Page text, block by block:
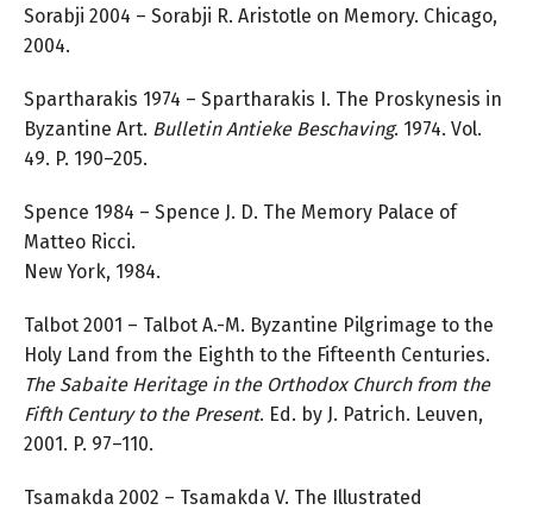
Sorabji 2004 – Sorabji R. Aristotle on Memory. Chicago,
2004.
Spartharakis 1974 – Spartharakis I. The Proskynesis in
Byzantine Art. Bulletin Antieke Beschaving. 1974. Vol.
49. P. 190–205.
Spence 1984 – Spence J. D. The Memory Palace of
Matteo Ricci.
New York, 1984.
Talbot 2001 – Talbot A.-M. Byzantine Pilgrimage to the
Holy Land from the Eighth to the Fifteenth Centuries.
The Sabaite Heritage in the Orthodox Church from the
Fifth Century to the Present. Ed. by J. Patrich. Leuven,
2001. P. 97–110.
Tsamakda 2002 – Tsamakda V. The Illustrated